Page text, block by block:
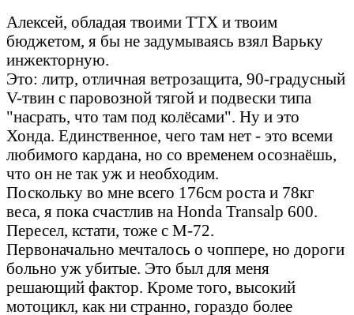
Алексей, обладая твоими ТТХ и твоим
бюджетом, я бы не задумываясь взял Варьку
инжекторную.
Это: литр, отличная ветрозащита, 90-градусный
V-твин с паровозной тягой и подвески типа
"насрать, что там под колёсами". Ну и это
Хонда. Единственное, чего там нет - это всеми
любимого кардана, но со временем осознаёшь,
что он не так уж и необходим.
Поскольку во мне всего 176см роста и 78кг
веса, я пока счастлив на Honda Transalp 600.
Пересел, кстати, тоже с М-72.
Первоначально мечталось о чоппере, но дороги
больно уж убитые. Это был для меня
решающий фактор. Кроме того, высокий
мотоцикл, как ни странно, гораздо более